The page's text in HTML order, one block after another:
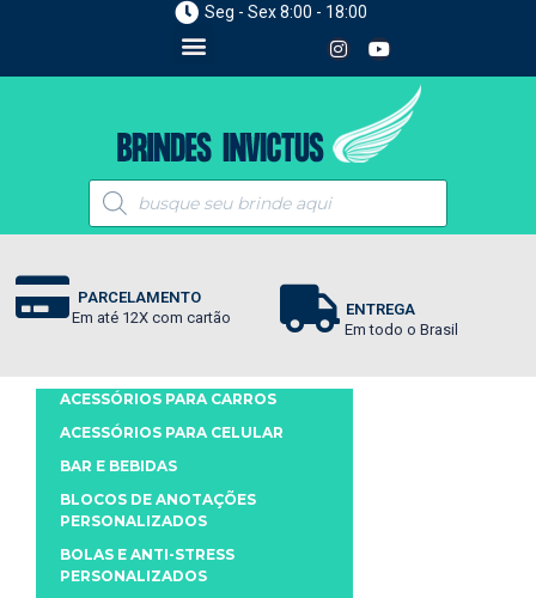
Seg - Sex 8:00 - 18:00
PARCELAMENTO
Em até 12X com cartão
ENTREGA
Em todo o Brasil
ACESSÓRIOS PARA CARROS
ACESSÓRIOS PARA CELULAR
BAR E BEBIDAS
BLOCOS DE ANOTAÇÕES
PERSONALIZADOS
BOLAS E ANTI-STRESS
PERSONALIZADOS